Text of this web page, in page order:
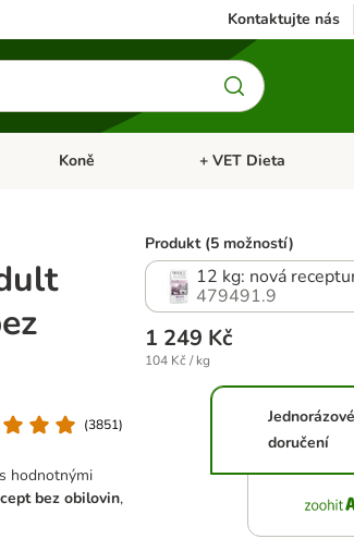
Kontaktujte nás
Otevřít menu: Akvaristika
Koně Otevřít menu: Koně
+ VET Dieta
(3851)
hodnotnými
bez obilovin,
Produkt (5 možností)
12 kg: nová
479491.9
1 249 Kč
104 Kč / kg
Jednorázové
doručení